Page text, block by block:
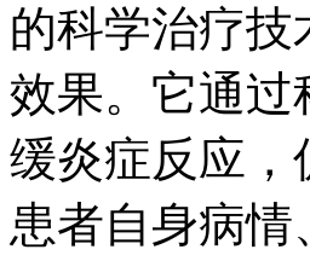
的科学治疗
效果。它通过
缓炎症反应，
患者自身病